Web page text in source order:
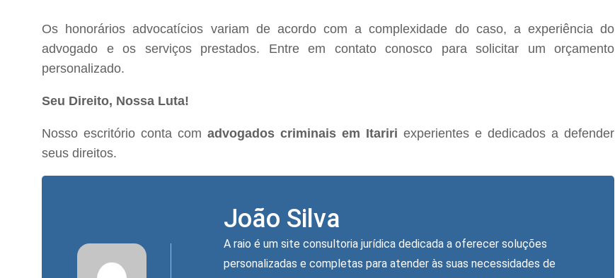
Os honorários advocatícios variam de acordo com a complexidade do caso, a experiência do
advogado e os serviços prestados. Entre em contato conosco para solicitar um orçamento
personalizado.
Seu Direito, Nossa Luta!
Nosso escritório conta comadvogados criminais em Itariri experientes e dedicados a defender
seus direitos.
João Silva
A raio é um site consultoria jurídica dedicada a oferecer soluções
personalizadas e completas para atender às suas necessidades de